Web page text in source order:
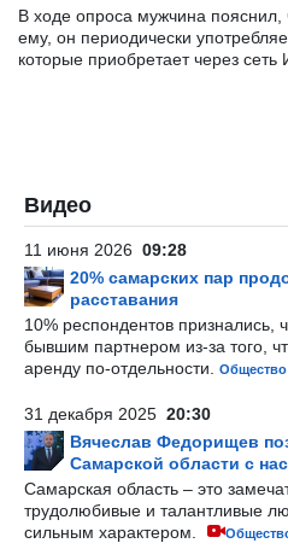
В ходе опроса мужчина пояснил,
ему, он периодически
которые приобретает через сеть
Видео
11 июня 2026 09:28
20% самарских пар
расставания
10% респондентов признались,
бывшим партнером из-за того,
аренду по-отдельности.
Общество
31 декабря 2025 20:30
Вячеслав Федорищев
Самарской области с
Самарская область – это
трудолюбивые и талантливые
сильным характером.